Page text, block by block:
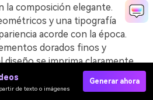
la composición elegante.
y una tipografía
acorde con la época.
dorados finos y
diseño se imprima claramente
art deco índigo generado
de texto o imágenes
Generar ahora